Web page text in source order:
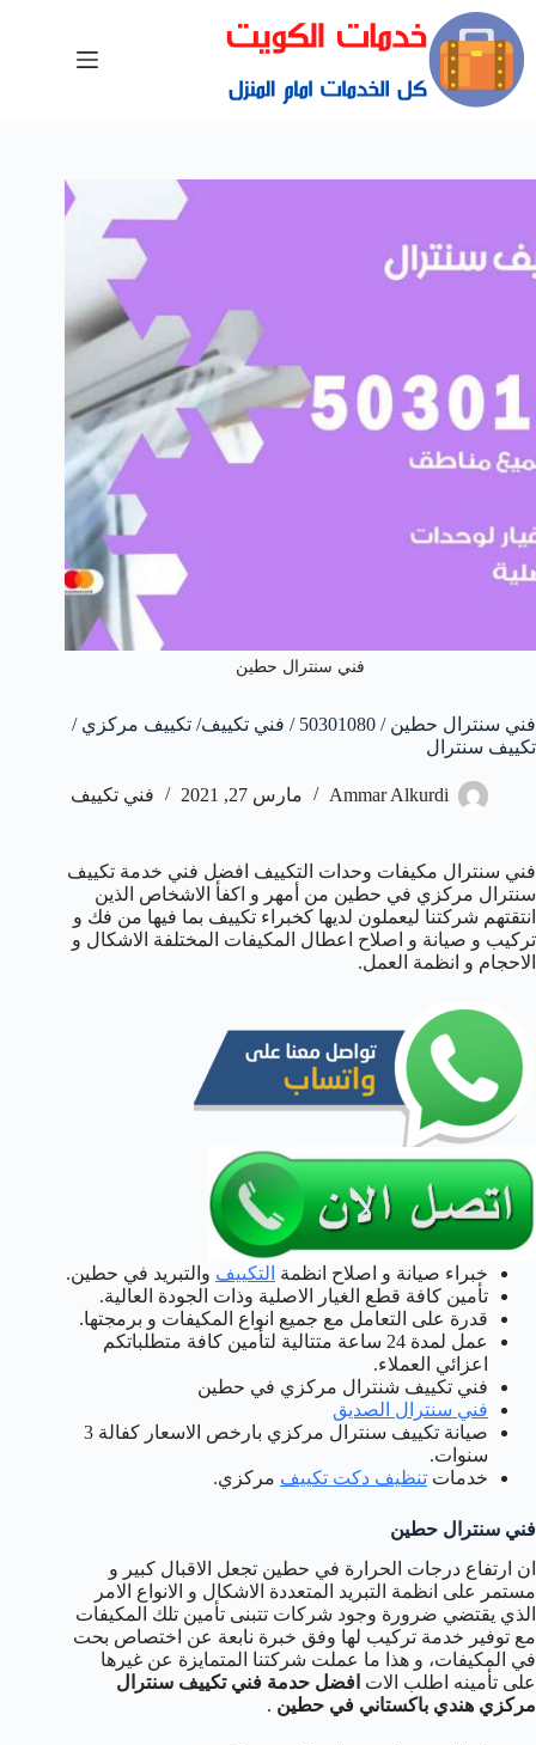
فني سنترال حطين
فني سنترال حطين / 50301080 / فني تكييف/ تكييف مركزي /
تكييف سنترال
Ammar Alkurdi مارس 27, 2021 فني تكييف
فني سنترال مكيفات وحدات التكييف افضل فني خدمة تكييف
سنترال مركزي في حطين من أمهر و اكفأ الاشخاص الذين
انتقتهم شركتنا ليعملون لديها كخبراء تكييف بما فيها من فك و
تركيب و صيانة و اصلاح اعطال المكيفات المختلفة الاشكال و
الاحجام و انظمة العمل.
خبراء صيانة و اصلاح انظمة التكييف والتبريد في حطين.
تأمين كافة قطع الغيار الاصلية وذات الجودة العالية.
قدرة على التعامل مع جميع انواع المكيفات و برمجتها.
عمل لمدة 24 ساعة متتالية لتأمين كافة متطلباتكم
اعزائي العملاء.
فني تكييف شنترال مركزي في حطين
فني سنترال الصديق
صيانة تكييف سنترال مركزي بارخص الاسعار كفالة 3
سنوات.
خدمات تنظيف دكت تكييف مركزي.
فني سنترال حطين
ان ارتفاع درجات الحرارة في حطين تجعل الاقبال كبير و
مستمر على انظمة التبريد المتعددة الاشكال و الانواع الامر
الذي يقتضي ضرورة وجود شركات تتبنى تأمين تلك المكيفات
مع توفير خدمة تركيب لها وفق خبرة نابعة عن اختصاص بحت
في المكيفات، و هذا ما عملت شركتنا المتمايزة عن غيرها
على تأمينه اطلب الات افضل حدمة فني تكييف سنترال
مركزي هندي باكستاني في حطين .